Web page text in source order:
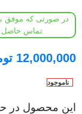
تماس حاصل
12,000,000
ناموجود
این محصول در